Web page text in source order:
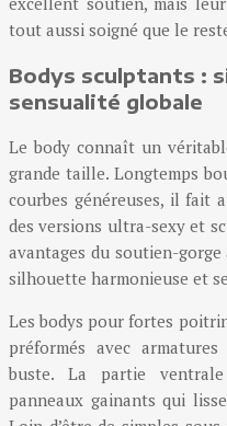
tout aussi soigné que le
Bodys sculptants :
sensualité globale
Le body connaît un
grande taille. Longtemps
courbes généreuses, il fait
des versions ultra-sexy et
avantages du soutien-
silhouette harmonieuse et
Les bodys pour fortes
préformés avec
buste. La partie
panneaux gainants qui